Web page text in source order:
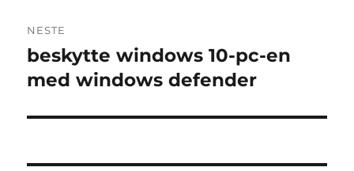
NESTE
Neste
innlegg:
beskytte windows 10-pc-en
med windows defender